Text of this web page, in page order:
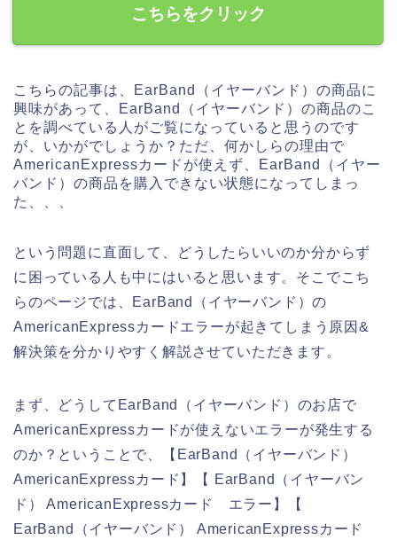
こちらをクリック
こちらの記事は、EarBand（イヤーバンド）の商品に
興味があって、EarBand（イヤーバンド）の商品のこ
とを調べている人がご覧になっていると思うのです
が、いかがでしょうか？ただ、何かしらの理由で
AmericanExpressカードが使えず、EarBand（イヤー
バンド）の商品を購入できない状態になってしまっ
た、、、
という問題に直面して、どうしたらいいのか分からず
に困っている人も中にはいると思います。そこでこち
らのページでは、EarBand（イヤーバンド）の
AmericanExpressカードエラーが起きてしまう原因&
解決策を分かりやすく解説させていただきます。
まず、どうしてEarBand（イヤーバンド）のお店で
AmericanExpressカードが使えないエラーが発生する
のか？ということで、【EarBand（イヤーバンド）
AmericanExpressカード】【 EarBand（イヤーバン
ド） AmericanExpressカード エラー】【
EarBand（イヤーバンド） AmericanExpressカード